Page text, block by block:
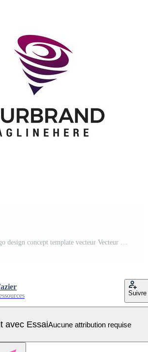
twister Tornado logo design concept template vecteur Vecteur Pro
Suivre
avec EssaiAucune attribution requise